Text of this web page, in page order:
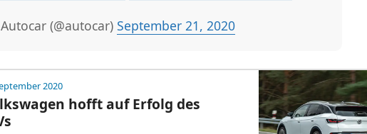
(@autocar) September 21, 2020
2020
hofft auf Erfolg des